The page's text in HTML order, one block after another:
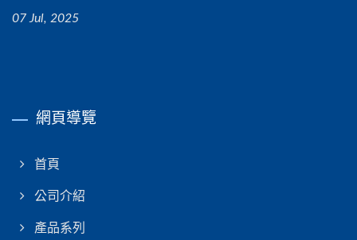
07 Jul, 2025
網頁導覽
首頁
公司介紹
產品系列